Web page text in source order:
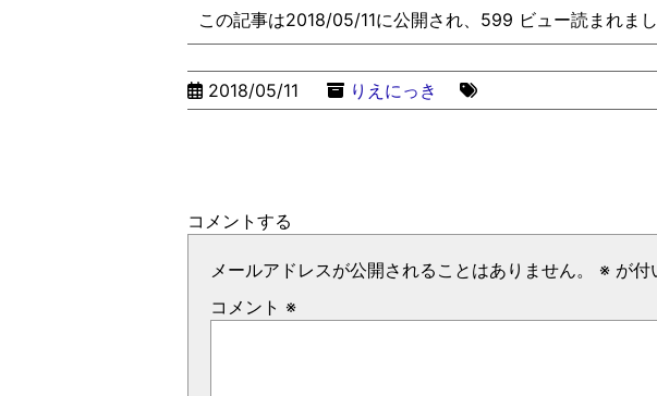
この記事は2018/05/11に公開され、599 ビュー読まれまし
2018/05/11 りえにっき
コメントする
メールアドレスが公開されることはありません。 ※ が付
コメント ※